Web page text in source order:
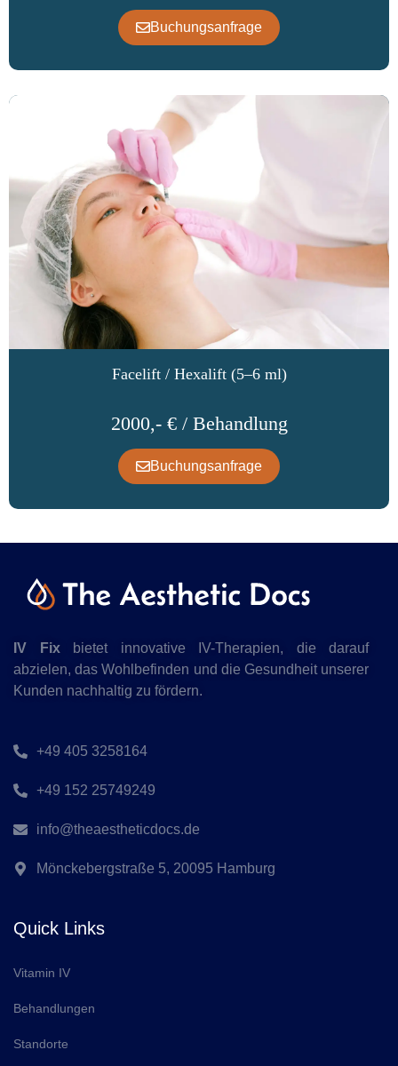
Buchungsanfrage
Facelift / Hexalift (5–6 ml)
2000,- € / Behandlung
Buchungsanfrage
IV Fixbietet innovative IV-Therapien, die darauf
abzielen, das Wohlbefinden und die Gesundheit unserer
Kunden nachhaltig zu fördern.
+49 405 3258164
+49 152 25749249
info@theaestheticdocs.de
Mönckebergstraße 5, 20095 Hamburg
Quick Links
Vitamin IV
Behandlungen
Standorte